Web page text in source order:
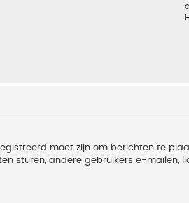
moet zijn om berichten te
sturen, andere gebruikers e-mailen,